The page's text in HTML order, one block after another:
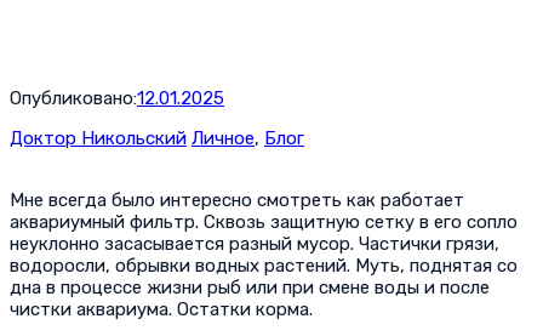
Опубликовано:12.01.2025
Доктор Никольский Личное, Блог
Мне всегда было интересно смотреть как работает
аквариумный фильтр. Сквозь защитную сетку в его сопло
неуклонно засасывается разный мусор. Частички грязи,
водоросли, обрывки водных растений. Муть, поднятая со
дна в процессе жизни рыб или при смене воды и после
чистки аквариума. Остатки корма.